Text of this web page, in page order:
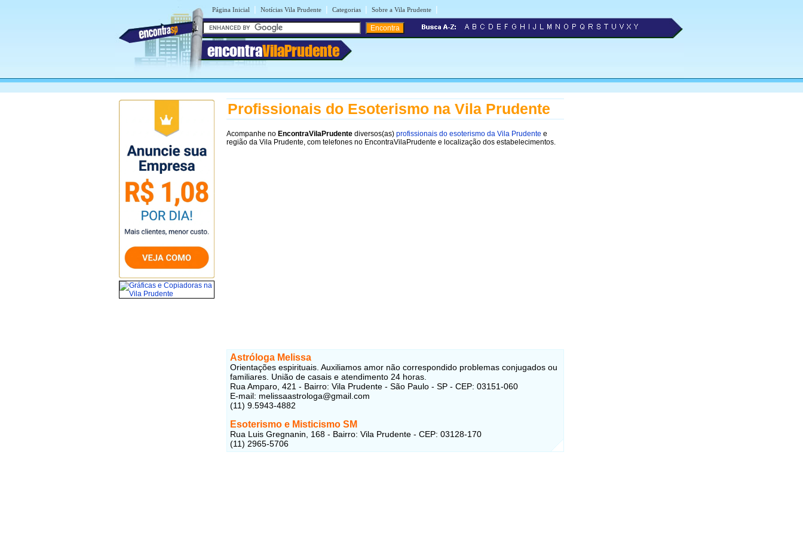
Página Inicial | Notícias Vila Prudente | Categorias | Sobre a Vila Prudente |
encontraVilaPrudente
Profissionais do Esoterismo na Vila Prudente
Acompanhe no EncontraVilaPrudente diversos(as) profissionais do esoterismo da Vila Prudente e
região da Vila Prudente, com telefones no EncontraVilaPrudente e localização dos estabelecimentos.
Astróloga Melissa
Orientações espirituais. Auxiliamos amor não correspondido problemas conjugados ou
familiares. União de casais e atendimento 24 horas.
Rua Amparo, 421 - Bairro: Vila Prudente - São Paulo - SP - CEP: 03151-060
E-mail: melissaastrologa@gmail.com
(11) 9.5943-4882
Esoterismo e Misticismo SM
Rua Luis Gregnanin, 168 - Bairro: Vila Prudente - CEP: 03128-170
(11) 2965-5706